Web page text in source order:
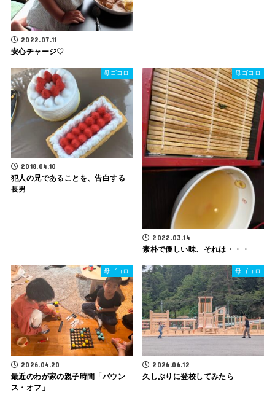
2022.07.11
安心チャージ♡
母ゴコロ
2018.04.10
犯人の兄であることを、告白する
長男
母ゴコロ
2022.03.14
素朴で優しい味、それは・・・
母ゴコロ
2026.04.20
最近のわが家の親子時間「バウン
ス・オフ」
母ゴコロ
2026.06.12
久しぶりに登校してみたら